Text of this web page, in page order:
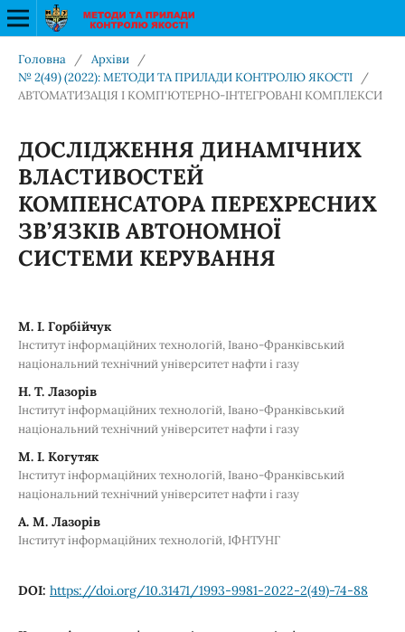
Головна / Архіви
/
№ 2(49) (2022): МЕТОДИ ТА ПРИЛАДИ КОНТРОЛЮ ЯКОСТІ
/
АВТОМАТИЗАЦІЯ І КОМП'ЮТЕРНО-ІНТЕГРОВАНІ КОМПЛЕКСИ
ДОСЛІДЖЕННЯ ДИНАМІЧНИХ
ВЛАСТИВОСТЕЙ
КОМПЕНСАТОРА ПЕРЕХРЕСНИХ
ЗВ’ЯЗКІВ АВТОНОМНОЇ
СИСТЕМИ КЕРУВАННЯ
М. І. Горбійчук
Інститут інформаційних технологій, Івано-Франківський
національний технічний університет нафти і газу
Н. Т. Лазорів
Інститут інформаційних технологій, Івано-Франківський
національний технічний університет нафти і газу
М. І. Когутяк
Інститут інформаційних технологій, Івано-Франківський
національний технічний університет нафти і газу
А. М. Лазорів
Інститут інформаційних технологій, ІФНТУНГ
DOI: https://doi.org/10.31471/1993-9981-2022-2(49)-74-88